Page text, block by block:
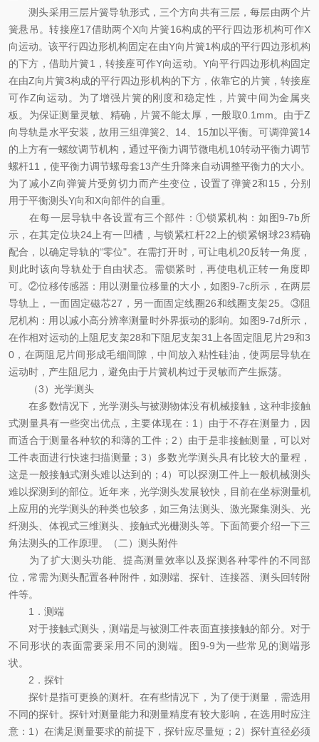
测头采用三层片簧导轨形式，三个方向共有三层，每层由两个片
簧悬吊。转接座17借助两个X向片簧16构成的平行四边形机构可作X
向运动。该平行四边形机构固定在由Y向片簧1构成的平行四边形机构
的下方，借助片簧1，转接座可作Y向运动。Y向平行四边形机构固定
在由Z向片簧3构成的平行四边形机构的下方，依靠它的片簧，转接座
可作Z向运动。为了增强片簧的刚度和稳定性，片簧中间为金属夹
板。为保证测量灵敏、精确，片簧不能太厚，一般取0.1mm。由于Z
向导轨是水平安装，故用三组弹簧2、14、15加以平衡。可调弹簧14
的上方有一螺纹调节机构，通过平衡力调节微电机10转动平衡力调节
螺杆11，使平衡力调节螺母套13产生升降来自动调整平衡力的大小。
为了减小Z向弹簧片受剪切力而产生变位，设置了弹簧2和15，分别
用于平衡测头Y向和X向部件的自重。
在每一层导轨中各设置有三个部件：①锁紧机构：如图9-7b所
示，在其定位块24上有一凹槽，与锁紧杠杆22上的锁紧钢球23精确
配合，以确定导轨的“零位"。在需打开时，可让电机20反转一角度，
则此时该向导轨处于自由状态。需锁紧时，再使电机正转一角度即
可。②位移传感器：用以测量位移量的大小，如图9-7c所示，在两层
导轨上，一面固定磁芯27，另一面固定线圈26和线圈支架25。③阻
尼机构：用以减小高分辨率测量时外界振动的影响。如图9-7d所示，
在作相对运动的上阻尼支架28和下阻尼支架31上各固定阻尼片29和3
0，在两阻尼片间形成毛细间隙，中间放入粘性硅油，使两层导轨在
运动时，产生阻尼力，避免由于片簧机构过于灵敏而产生振荡。
（3）光学测头
在多数情况下，光学测头与被测物体没有机械接触，这种非接触
式测量具有一些突出优点，主要体现在：1）由于不存在测量力，因
而适合于测量各种软的和薄的工件；2）由于是非接触测量，可以对
工件表面进行快速扫描测量；3）多数光学测头具有比较大的量程，
这是一般接触式测头难以达到的；4）可以探测工件上一般机械测头
难以探测到的部位。近年来，光学测头发展较快，目前在坐标测量机
上应用的光学测头的种类也较多，如三角法测头、激光聚集测头、光
纤测头、体视式三维测头、接触式光栅测头等。下面简要介绍一下三
角法测头的工作原理。（二）测头附件
为了扩大测头功能、提高测量效率以及探测各种零件的不同部
位，常需为测头配置各种附件，如测端、探针、连接器、测头回转附
件等。
1．测端
对于接触式测头，测端是与被测工件表面直接接触的部分。对于
不同形状的表面需要采用不同的测端。图9-9为一些常见的测端形
状。
2．探针
探针是指可更换的测杆。在有些情况下，为了便于测量，需选用
不同的探针。探针对测量能力和测量精度有较大影响，在选用时应注
意：1）在满足测量要求的前提下，探针应尽量短；2）探针直径必须